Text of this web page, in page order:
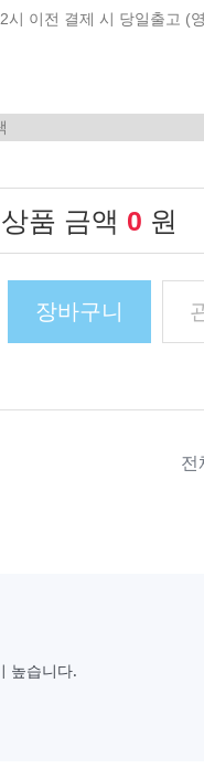
시 이전 결제 시 당일출고 (
품 금액 0 원
장바구니